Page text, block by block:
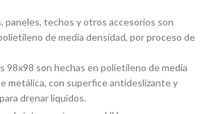
paneles, techos y otros accesorios son
de media densidad, por proceso de
98x98 son hechas en polietileno de media
metálica, con superfice antideslizante y
drenar liquidos.